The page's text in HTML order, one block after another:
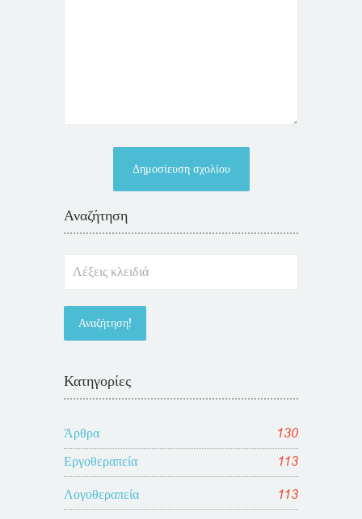
Αναζήτηση
Κατηγορίες
Άρθρα
130
Εργοθεραπεία
113
Λογοθεραπεία
113